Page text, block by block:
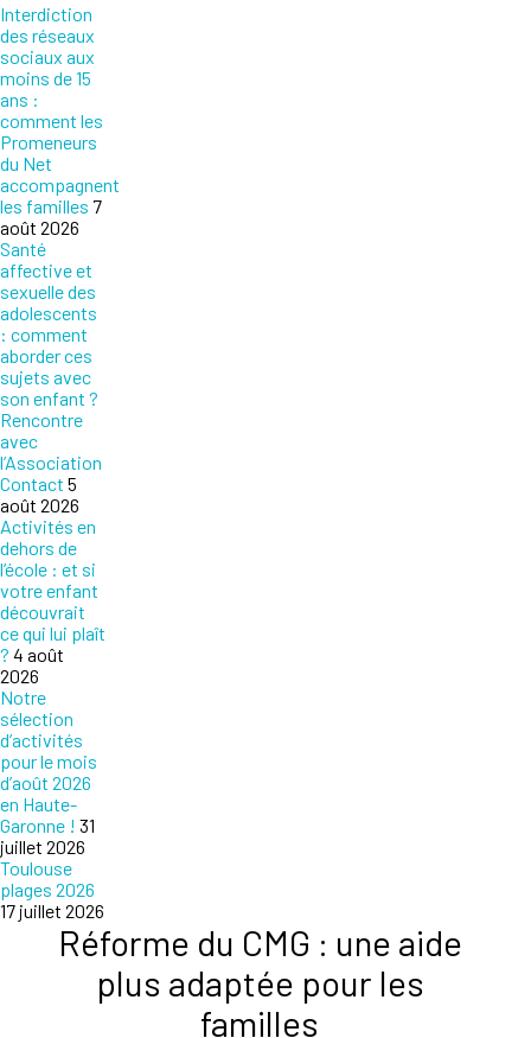
Interdiction
des réseaux
sociaux aux
moins de 15
ans :
comment les
Promeneurs
du Net
accompagnent
les familles 7
août 2026
Santé
affective et
sexuelle des
adolescents
: comment
aborder ces
sujets avec
son enfant ?
Rencontre
avec
l’Association
Contact 5
août 2026
Activités en
dehors de
l’école : et si
votre enfant
découvrait
ce qui lui plaît
? 4 août
2026
Notre
sélection
d’activités
pour le mois
d’août 2026
en Haute-
Garonne ! 31
juillet 2026
Toulouse
plages 2026
17 juillet 2026
Réforme du CMG : une aide
plus adaptée pour les
familles